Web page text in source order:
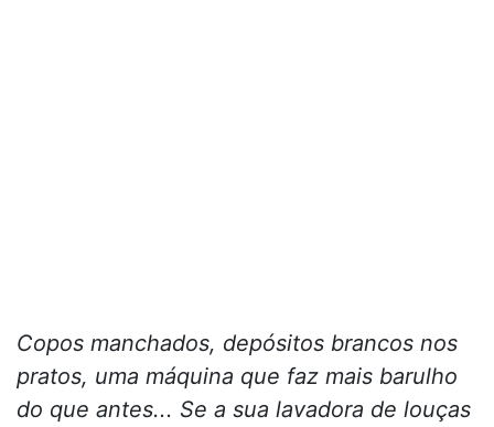
Copos manchados, depósitos brancos nos
pratos, uma máquina que faz mais barulho
do que antes... Se a sua lavadora de louças